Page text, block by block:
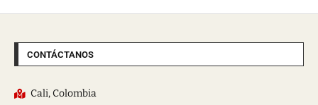
CONTÁCTANOS
Cali, Colombia